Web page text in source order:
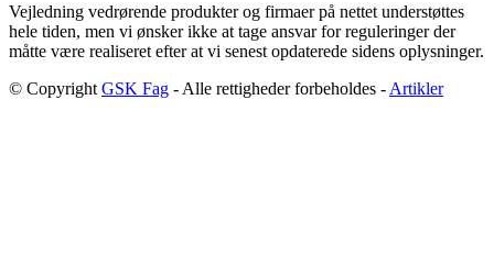
Vejledning vedrørende produkter og firmaer på nettet understøttes
hele tiden, men vi ønsker ikke at tage ansvar for reguleringer der
måtte være realiseret efter at vi senest opdaterede sidens oplysninger.
© Copyright GSK Fag - Alle rettigheder forbeholdes - Artikler